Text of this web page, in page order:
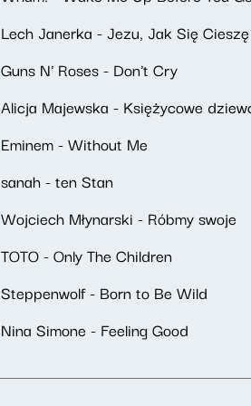
Lech Janerka - Jezu, Jak Się Cieszę
Guns N' Roses - Don't Cry
Alicja Majewska - Księżycowe
Eminem - Without Me
sanah - ten Stan
Wojciech Młynarski - Róbmy swoje
TOTO - Only The Children
Steppenwolf - Born to Be Wild
Nina Simone - Feeling Good